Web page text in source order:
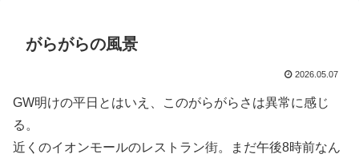
がらがらの風景
2026.05.07
GW明けの平日とはいえ、このがらがらさは異常に感じ
る。
近くのイオンモールのレストラン街。まだ午後8時前なん